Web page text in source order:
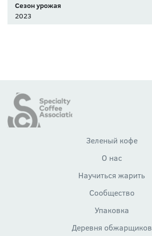
Сезон урожая
2023
Зеленый кофе
О нас
Научиться жарить
Сообщество
Упаковка
Деревня обжарщиков